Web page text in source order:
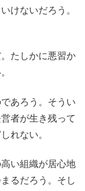
けないだろう。
たしかに悪習か
あろう。そうい
者が生き残って
しれない。
い組織が居心地
るだろう。そし